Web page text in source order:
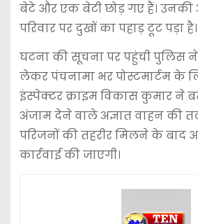
बेटे और एक बेटी छोड़ गए हैं।
परिवार पर दुखों का पहाड़ टूट पड़ा है।
घटना की सूचना पर पहुंची पुलिस
लेकर पंचनामा भर पोस्टमार्टम के
इंस्पेक्टर क्राइम विकास कुमार ने
अंजाम देने वाले अज्ञात वाहन की
परिजनों की तहरीर मिलने के बाद
कार्रवाई की जाएगी।